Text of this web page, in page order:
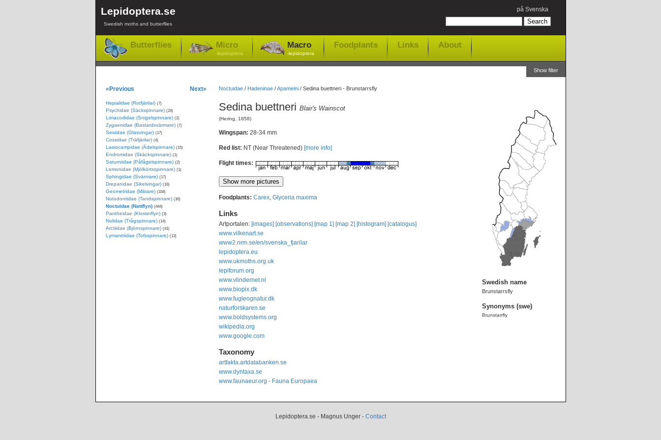
Lepidoptera.se
Swedish moths and butterflies
på Svenska
Butterflies Micro
-lepidoptera
Macro
-lepidoptera
Foodplants Links About
Show filter
Noctuidae/ Hadeninae/Apameini/ Sedina buettneri - Brunstarrsfly
Sedina buettneri Blair's Wainscot
(Hering, 1858)
Wingspan: 28-34 mm
Red list: NT (Near Threatened) [more info]
Flight times:
Foodplants: Carex, Glyceria maxima
Links
Artportalen: [images] [observations] [map 1] [map 2] [histogram] [catalogus]
www.vilkenart.se
www2.nrm.se/en/svenska_fjarilar
lepidoptera.eu
www.ukmoths.org.uk
lepiforum.org
www.vlindernet.nl
www.biopix.dk
www.fugleognatur.dk
naturforskaren.se
www.boldsystems.org
wikipedia.org
www.google.com
Taxonomy
artfakta.artdatabanken.se
www.dyntaxa.se
www.faunaeur.org - Fauna Europaea
Swedish name
Brunstarrsfly
Synonyms (swe)
Brunstarrfly
«Previous Next»
Hepialidae (Rotfjärilar) (7)
Psychidae (Säckspinnare) (24)
Limacodidae (Snigelspinnare) (2)
Zygaenidae (Bastardsvärmare) (7)
Sesiidae (Glasvingar) (17)
Cossidae (Träfjärilar) (4)
Lasiocampidae (Ädelspinnare) (15)
Endromidae (Skäckspinnare) (1)
Saturniidae (Påfågelspinnare) (2)
Lemonidae (Mjölkörtsspinnare) (1)
Sphingidae (Svärmare) (17)
Drepanidae (Sikelvingar) (16)
Geometridae (Mätare) (334)
Notodontidae (Tandspinnare) (30)
Noctuidae (Nattflyn) (444)
Pantheidae (Klosterflyn) (3)
Nolidae (Trågspinnare) (14)
Arctiidae (Björnspinnare) (41)
Lymantriidae (Tofsspinnare) (13)
Lepidoptera.se - Magnus Unger - Contact